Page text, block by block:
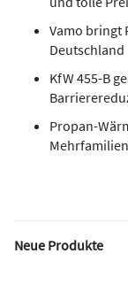
Vamo bringt
Deutschland
KfW 455-B
Propan-
Neue Produkte